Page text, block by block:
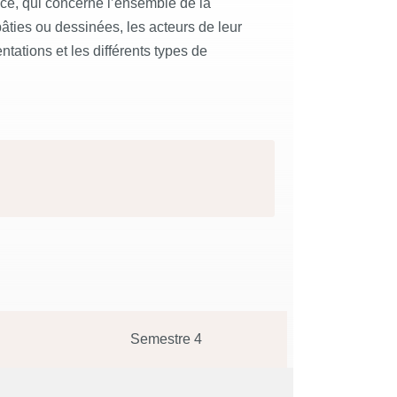
ou dessinées, les acteurs de leur
et les différents types de
Semestre 4